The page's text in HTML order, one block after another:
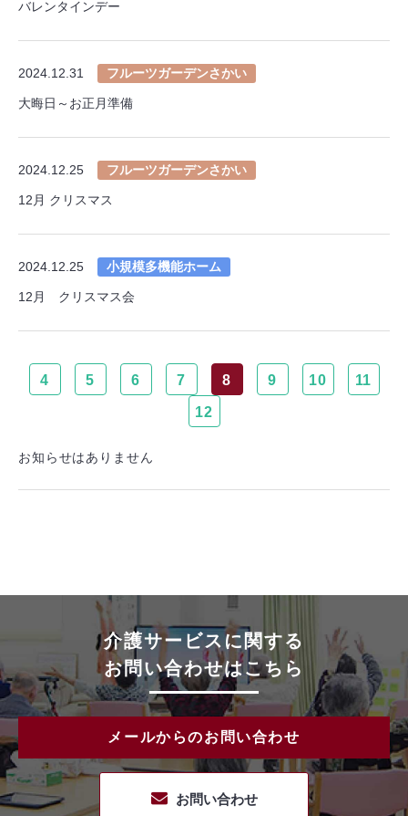
バレンタインデー
2024.12.31 フルーツガーデンさかい
大晦日～お正月準備
2024.12.25 フルーツガーデンさかい
12月 クリスマス
2024.12.25 小規模多機能ホーム
12月 クリスマス会
4 5 6 7 8 9 10 11
12
お知らせはありません
介護サービスに関する
お問い合わせはこちら
メールからのお問い合わせ
お問い合わせ